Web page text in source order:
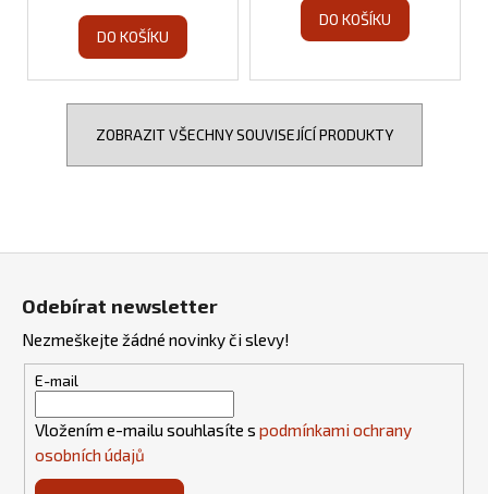
DO KOŠÍKU
DO KOŠÍKU
ZOBRAZIT VŠECHNY SOUVISEJÍCÍ PRODUKTY
Odebírat newsletter
Nezmeškejte žádné novinky či slevy!
E-mail
Vložením e-mailu souhlasíte s podmínkami ochrany
osobních údajů